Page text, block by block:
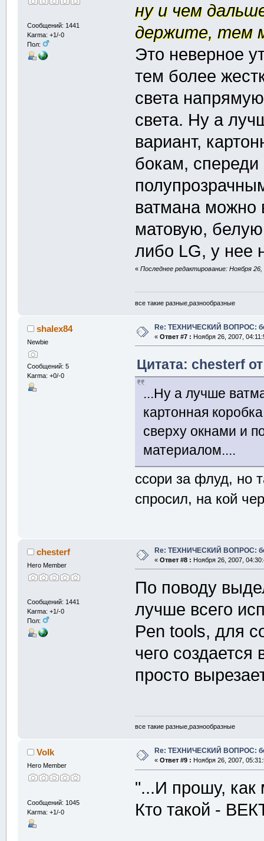
Сообщений: 1441
Karma: +1/-0
Пол:
ну и чем
держите, тем
Это неверное
тем более
света
света. Ну а
вариант,
бокам, спереди
ватмана можно
матовую,
либо LG, у нее
«Последнее редактирование: Ноября
все такие разные,разнообразные
shalex84
Newbie
Сообщений: 5
Karma: +0/-0
Re: ТЕХНИЧЕСКИЙ ВОПРОС:
« Ответ #7 : Ноября 26, 2007,
Цитата: chesterf
...Ну а лучше
картонная
сверху окнами и
материалом....
ссори за флуд, но
спросил, на кой
chesterf
Hero Member
Сообщений: 1441
Karma: +1/-0
Пол:
Re: ТЕХНИЧЕСКИЙ ВОПРОС:
« Ответ #8 : Ноября 26, 2007,
По поводу
лучше всего
Pen tools, для
чего
просто
все такие разные,разнообразные
Volk
Hero Member
Сообщений: 1045
Karma: +1/-0
Re: ТЕХНИЧЕСКИЙ ВОПРОС:
« Ответ #9 : Ноября 26, 2007,
"...И прошу, как
Кто такой -